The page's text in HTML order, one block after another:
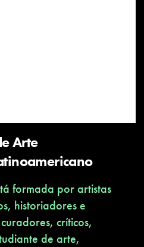
Arte
formada por artistas
historiadores e
críticos,
de arte,